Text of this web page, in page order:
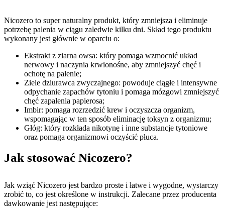
Nicozero to super naturalny produkt, który zmniejsza i eliminuje
potrzebę palenia w ciągu zaledwie kilku dni. Skład tego produktu
wykonany jest głównie w oparciu o:
Ekstrakt z ziarna owsa: który pomaga wzmocnić układ
nerwowy i naczynia krwionośne, aby zmniejszyć chęć i
ochotę na palenie;
Ziele dziurawca zwyczajnego: powoduje ciągłe i intensywne
odpychanie zapachów tytoniu i pomaga mózgowi zmniejszyć
chęć zapalenia papierosa;
Imbir: pomaga rozrzedzić krew i oczyszcza organizm,
wspomagając w ten sposób eliminację toksyn z organizmu;
Głóg: który rozkłada nikotynę i inne substancje tytoniowe
oraz pomaga organizmowi oczyścić płuca.
Jak stosować Nicozero?
Jak wziąć Nicozero jest bardzo proste i łatwe i wygodne, wystarczy
zrobić to, co jest określone w instrukcji. Zalecane przez producenta
dawkowanie jest następujące: